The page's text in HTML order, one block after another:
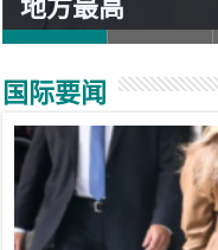
地方最高
国际要闻